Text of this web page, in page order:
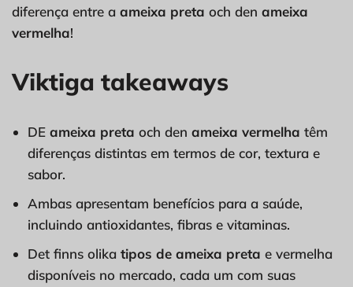
diferença entre a ameixa preta och den ameixa
vermelha!
Viktiga takeaways
DE ameixa preta och den ameixa vermelha têm
diferenças distintas em termos de cor, textura e
sabor.
Ambas apresentam benefícios para a saúde,
incluindo antioxidantes, fibras e vitaminas.
Det finns olika tipos de ameixa preta e vermelha
disponíveis no mercado, cada um com suas